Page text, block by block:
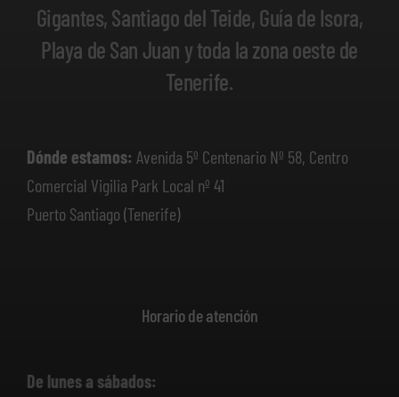
Gigantes, Santiago del Teide, Guía de Isora,
Playa de San Juan y toda la zona oeste de
Tenerife.
Dónde estamos: Avenida 5º Centenario Nº 58, Centro
Comercial Vigilia Park Local nº 41
Puerto Santiago (Tenerife)
Horario de atención
De lunes a sábados: